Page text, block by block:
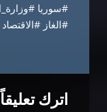
#سوريا
#الغاز
اترك تعليقاً